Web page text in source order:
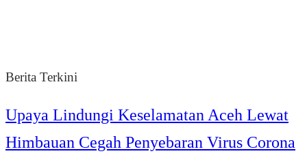
Berita Terkini
Upaya Lindungi Keselamatan Aceh Lewat
Himbauan Cegah Penyebaran Virus Corona